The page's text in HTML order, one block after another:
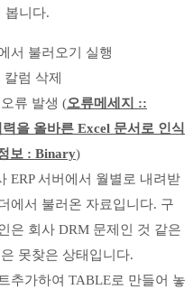
봅니다.
서 불러오기 실행
칼럼 삭제
류 발생 (오류메세지 ::
을 올바른 Excel 문서로 인식
보 : Binary)
ERP 서버에서 월별로 내려받
에서 불러온 자료입니다. 구
은 회사 DRM 문제인 것 같은
못찾은 상태입니다.
추가하여 TABLE로 만들어 놓